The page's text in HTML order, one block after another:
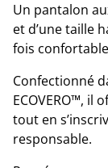
Un pantalon
et d’une taille
fois
Confectionné
ECOVERO™, il
tout en
responsable.